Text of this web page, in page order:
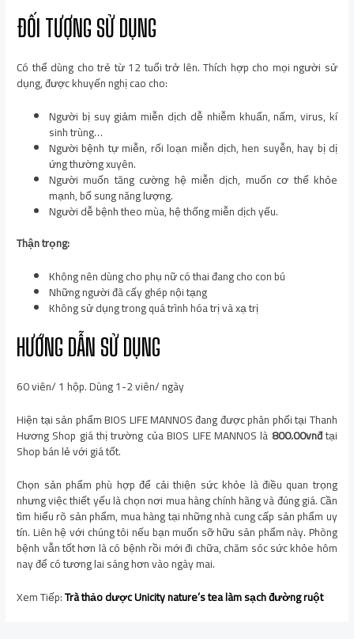
ĐỐI TƯỢNG SỬ DỤNG
Có thể dùng cho trẻ từ 12 tuổi trở lên. Thích hợp cho mọi người sử
dụng, được khuyến nghị cao cho:
Người bị suy giảm miễn dịch dễ nhiễm khuẩn, nấm, virus, kí
sinh trùng…
Người bệnh tự miễn, rối loạn miễn dịch, hen suyễn, hay bị dị
ứng thường xuyên.
Người muốn tăng cường hệ miễn dịch, muốn cơ thể khỏe
mạnh, bổ sung năng lượng.
Người dễ bệnh theo mùa, hệ thống miễn dịch yếu.
Thận trọng:
Không nên dùng cho phụ nữ có thai đang cho con bú
Những người đã cấy ghép nội tạng
Không sử dụng trong quá trình hóa trị và xạ trị
HƯỚNG DẪN SỬ DỤNG
60 viên/ 1 hộp. Dùng 1-2 viên/ ngày
Hiện tại sản phẩm BIOS LIFE MANNOS đang được phân phối tại Thanh
Hương Shop giá thị trường của BIOS LIFE MANNOS là 800.00vnđtại
Shop bán lẻ với giá tốt.
Chọn sản phẩm phù hợp để cải thiện sức khỏe là điều quan trọng
nhưng việc thiết yếu là chọn nơi mua hàng chính hãng và đúng giá. Cần
tìm hiểu rõ sản phẩm, mua hàng tại những nhà cung cấp sản phẩm uy
tín. Liên hệ với chúng tôi nếu bạn muốn sỡ hữu sản phẩm này. Phòng
bệnh vẫn tốt hơn là có bệnh rồi mới đi chữa, chăm sóc sức khỏe hôm
nay để có tương lai sáng hơn vào ngày mai.
Xem Tiếp:Trà thảo dược Unicity nature’s tea làm sạch đường ruột